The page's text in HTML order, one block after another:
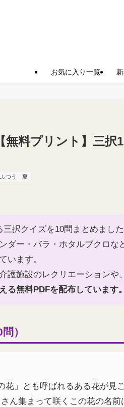
お気に入り一覧
無料プリント】三択
ふつう 夏
択クイズを10問まとめました
ダー・バラ・ホタルブクロ
います。
護施設のレクリエーションや
る無料PDFを配布しています。
）
花」とも呼ばれるある花が見
ん集まって咲くこの花の名前